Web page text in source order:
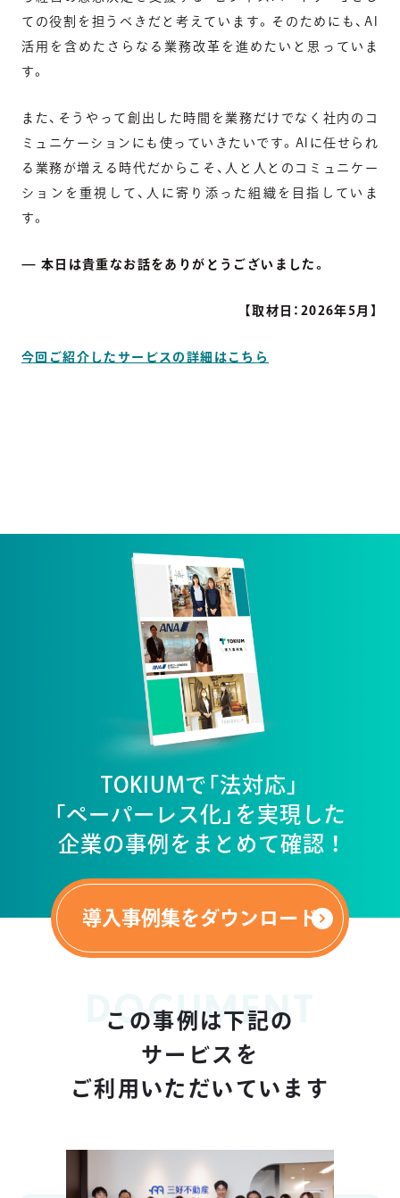
ての役割を担うべきだと考えています。そのためにも、AI
活用を含めたさらなる業務改革を進めたいと思っていま
す。
また、そうやって創出した時間を業務だけでなく社内のコ
ミュニケーションにも使っていきたいです。AIに任せられ
る業務が増える時代だからこそ、人と人とのコミュニケー
ションを重視して、人に寄り添った組織を目指していま
す。
— 本日は貴重なお話をありがとうございました。
【取材日：2026年5月】
今回ご紹介したサービスの詳細はこちら
TOKIUMで「法対応」
「ペーパーレス化」を実現した
企業の事例をまとめて確認 ！
導入事例集をダウンロード
DOCUMENT
この事例は下記の
サービスを
ご利用いただいています